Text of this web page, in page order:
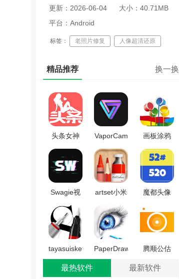
更新：2026-06-04
15:56:20
大小：40.71MB
平台：Android
标签： 老照片修复 人像超清还原
精品推荐 换一换
头条女神
直装版
V2.1
VaporCam
蒸汽波相
机无广告
版 V2.2.8
画板涂鸦
安卓免费
版 v2.28
Swagie视
频编辑最
新免费版
V1.3
artset小米
版 v1.6
魔都头像
机最新版
V1.0.0
tayasuisketchespro
官方正版
V2.8.8
PaperDraw
手机版
腾顺公估
最热软件 最新软件